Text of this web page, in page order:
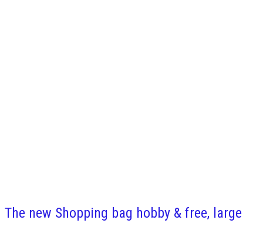
The new Shopping bag hobby & free, large